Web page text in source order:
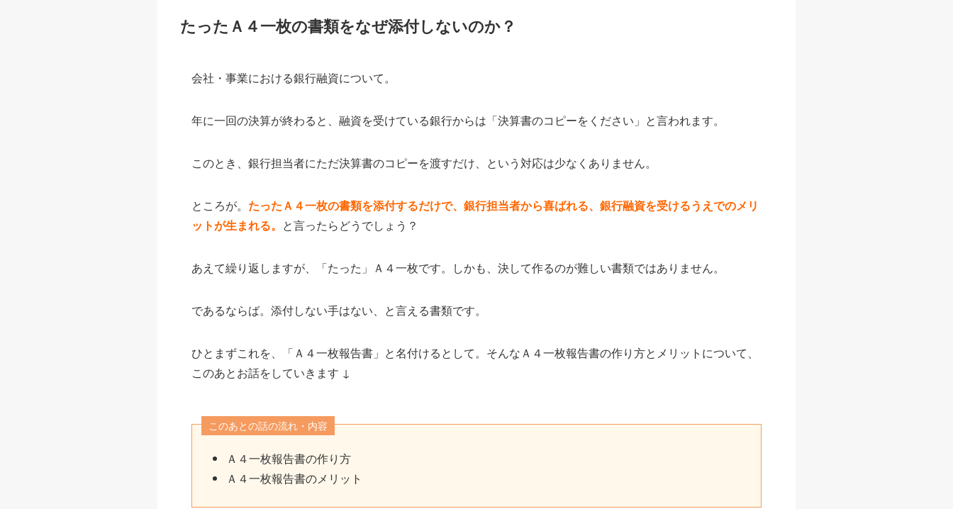
たったＡ４一枚の書類をなぜ添付しないのか？
会社・事業における銀行融資について。
年に一回の決算が終わると、融資を受けている銀行からは「決算書のコピーをください」と言われます。
このとき、銀行担当者にただ決算書のコピーを渡すだけ、という対応は少なくありません。
ところが。 たったＡ４一枚の書類を添付するだけで、銀行担当者から喜ばれる、銀行融資を受けるうえでのメリ
ットが生まれる。 と言ったらどうでしょう？
あえて繰り返しますが、「たった」Ａ４一枚です。しかも、決して作るのが難しい書類ではありません。
であるならば。添付しない手はない、と言える書類です。
ひとまずこれを、「Ａ４一枚報告書」と名付けるとして。そんなＡ４一枚報告書の作り方とメリットについて、
このあとお話をしていきます ↓
このあとの話の流れ・内容
Ａ４一枚報告書の作り方
Ａ４一枚報告書のメリット